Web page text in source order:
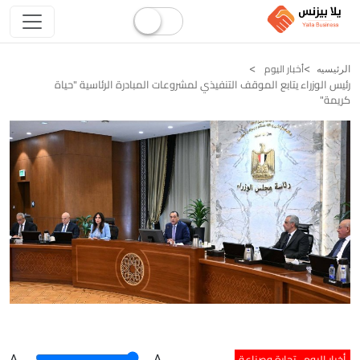
الرئيسيه أخبار اليوم
رئيس الوزراء يتابع الموقف التنفيذي لمشروعات المبادرة الرئاسية "حياة
كريمة"